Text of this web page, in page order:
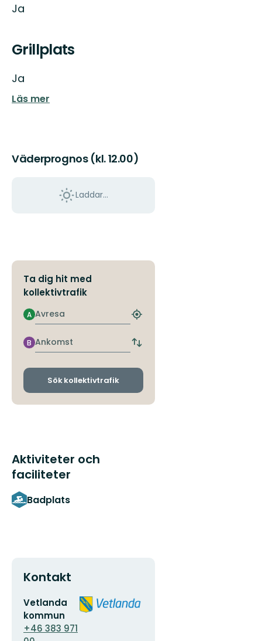
Ja
Grillplats
Ja
Läs mer
Väderprognos (kl. 12.00)
Laddar...
Ta dig hit med
kollektivtrafik
Avresa
A
Hitta
hållplats
Ankomst
B
Byt
och
Sök kollektivtrafik
Aktiviteter och
faciliteter
Badplats
Kontakt
E-
postadress
Vetlanda
kommun
+46 383 971
Organisationens
logotyp